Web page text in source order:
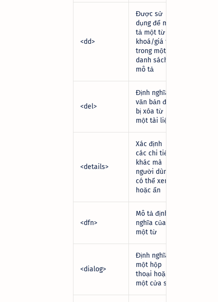
<dd>
Được sử
dụng để mô
tả một từ
khoá/giá trị
trong một
danh sách
mô tả
<del>
Định nghĩa
văn bản đã
bị xóa từ
một tài liệu
<details>
Xác định
các chi tiết
khác mà
người dùng
có thể xem
hoặc ẩn
<dfn>
Mô tả định
nghĩa của
một từ
<dialog>
Định nghĩa
một hộp
thoại hoặc
một cửa sổ